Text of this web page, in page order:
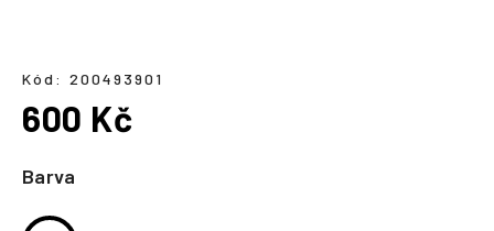
Barva
Kód: 200493901
600 Kč
cena:
í
t
?